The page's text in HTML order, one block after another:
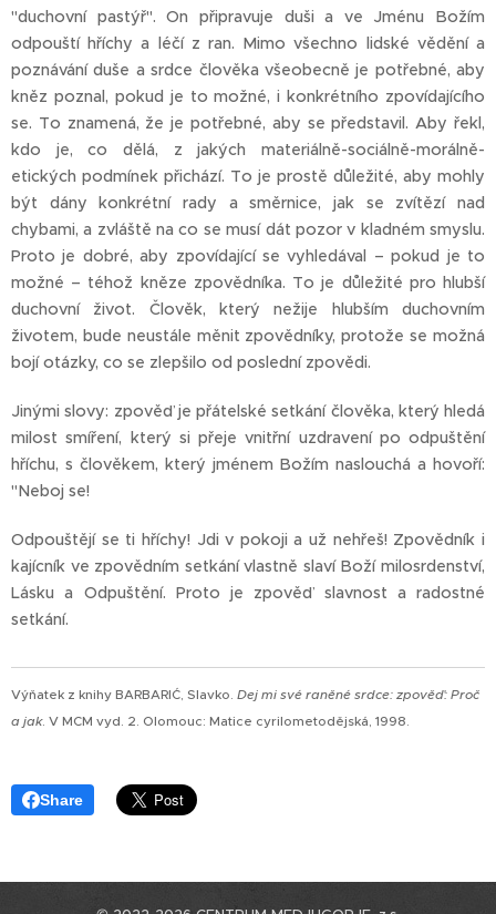
"duchovní pastýř". On připravuje duši a ve Jménu Božím
odpouští hříchy a léčí z ran. Mimo všechno lidské vědění a
poznávání duše a srdce člověka všeobecně je potřebné, aby
kněz poznal, pokud je to možné, i konkrétního zpovídajícího
se. To znamená, že je potřebné, aby se představil. Aby řekl,
kdo je, co dělá, z jakých materiálně-sociálně-morálně-
etických podmínek přichází. To je prostě důležité, aby mohly
být dány konkrétní rady a směrnice, jak se zvítězí nad
chybami, a zvláště na co se musí dát pozor v kladném smyslu.
Proto je dobré, aby zpovídající se vyhledával – pokud je to
možné – téhož kněze zpovědníka. To je důležité pro hlubší
duchovní život. Člověk, který nežije hlubším duchovním
životem, bude neustále měnit zpovědníky, protože se možná
bojí otázky, co se zlepšilo od poslední zpovědi.
Jinými slovy: zpověď je přátelské setkání člověka, který hledá
milost smíření, který si přeje vnitřní uzdravení po odpuštění
hříchu, s člověkem, který jménem Božím naslouchá a hovoří:
"Neboj se!
Odpouštějí se ti hříchy! Jdi v pokoji a už nehřeš! Zpovědník i
kajícník ve zpovědním setkání vlastně slaví Boží milosrdenství,
Lásku a Odpuštění. Proto je zpověď slavnost a radostné
setkání.
Výňatek z knihy BARBARIĆ, Slavko. Dej mi své raněné srdce: zpověď: Proč
a jak. V MCM vyd. 2. Olomouc: Matice cyrilometodějská, 1998.
Share